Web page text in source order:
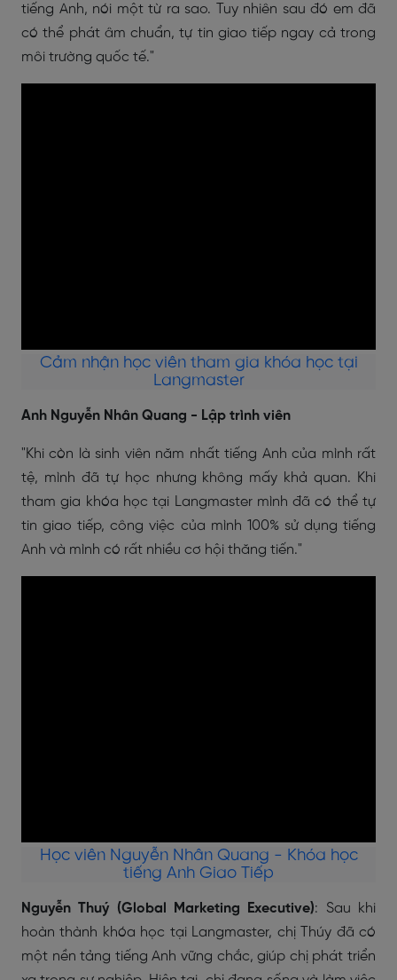
tiếng Anh, nói một từ ra sao. Tuy nhiên sau đó em đã
có thể phát âm chuẩn, tự tin giao tiếp ngay cả trong
môi trường quốc tế."
Cảm nhận học viên tham gia khóa học tại
Langmaster
Anh Nguyễn Nhân Quang - Lập trình viên
"Khi còn là sinh viên năm nhất tiếng Anh của mình rất
tệ, mình đã tự học nhưng không mấy khả quan. Khi
tham gia khóa học tại Langmaster mình đã có thể tự
tin giao tiếp, công việc của mình 100% sử dụng tiếng
Anh và mình có rất nhiều cơ hội thăng tiến."
Học viên Nguyễn Nhân Quang - Khóa học
tiếng Anh Giao Tiếp
Nguyễn Thuý (Global Marketing Executive): Sau khi
hoàn thành khóa học tại Langmaster, chị Thúy đã có
một nền tảng tiếng Anh vững chắc, giúp chị phát triển